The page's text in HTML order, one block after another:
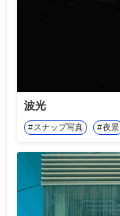
波光
スナップ写真 夜景